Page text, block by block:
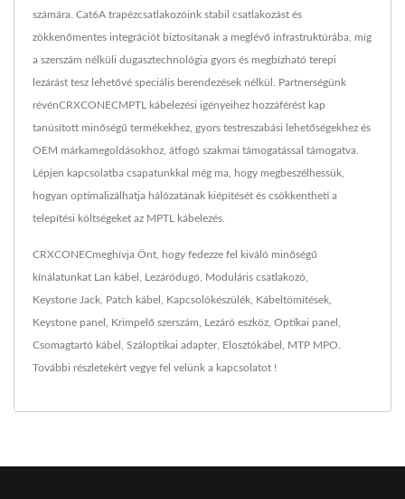
számára. Cat6A trapézcsatlakozóink stabil csatlakozást és
zökkenőmentes integrációt biztosítanak a meglévő infrastruktúrába, míg
a szerszám nélküli dugasztechnológia gyors és megbízható terepi
lezárást tesz lehetővé speciális berendezések nélkül. Partnerségünk
révénCRXCONECMPTL kábelezési igényeihez hozzáférést kap
tanúsított minőségű termékekhez, gyors testreszabási lehetőségekhez és
OEM márkamegoldásokhoz, átfogó szakmai támogatással támogatva.
Lépjen kapcsolatba csapatunkkal még ma, hogy megbeszélhessük,
hogyan optimalizálhatja hálózatának kiépítését és csökkentheti a
telepítési költségeket az MPTL kábelezés.
CRXCONECmeghívja Önt, hogy fedezze fel kiváló minőségű
kínálatunkat Lan kábel Lezáródugó Moduláris csatlakozó
Keystone Jack Patch kábel Kapcsolókészülék Kábeltömítések
Keystone panel Krimpelő szerszám Lezáró eszköz Optikai panel
Csomagtartó kábel Száloptikai adapter, Elosztókábel MTP MPO
További részletekért vegye fel velünk a kapcsolatot !